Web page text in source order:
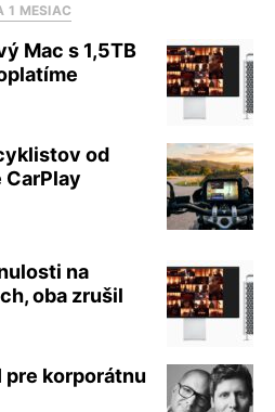
1 MESIAC
Mac s 1,5TB
od
CarPlay
na
oba zrušil
pre korporátnu